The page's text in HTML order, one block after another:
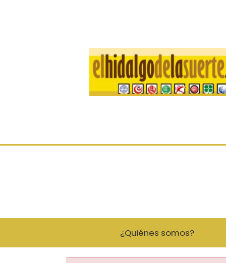
¿Quiénes somos?